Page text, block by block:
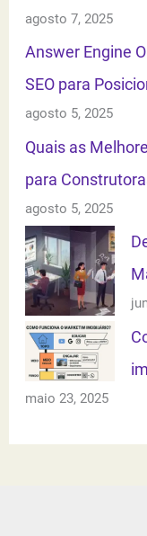
agosto 7, 2025
Answer Engine
SEO para
agosto 5, 2025
Quais as
para
agosto 5, 2025
maio 23, 2025